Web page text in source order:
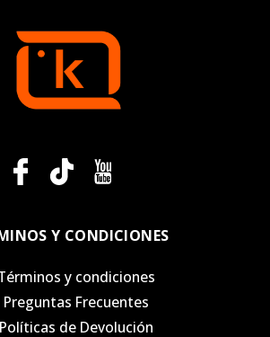
Y CONDICIONES
y condiciones
Frecuentes
de Devolución